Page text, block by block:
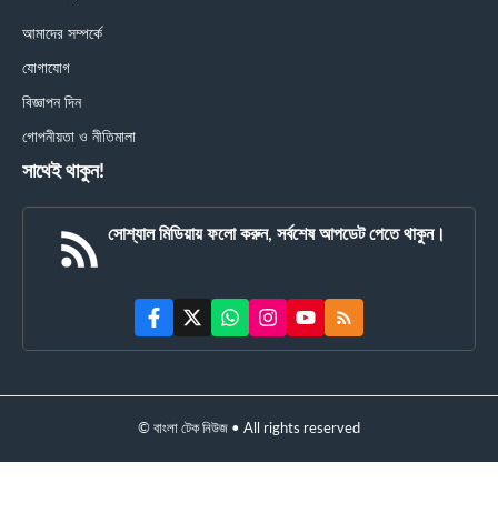
আমাদের সম্পর্কে
যোগাযোগ
বিজ্ঞাপন দিন
গোপনীয়তা ও নীতিমালা
সাথেই থাকুন!
সোশ্যাল মিডিয়ায় ফলো করুন, সর্বশেষ আপডেট পেতে থাকুন।
© বাংলা টেক নিউজ • All rights reserved